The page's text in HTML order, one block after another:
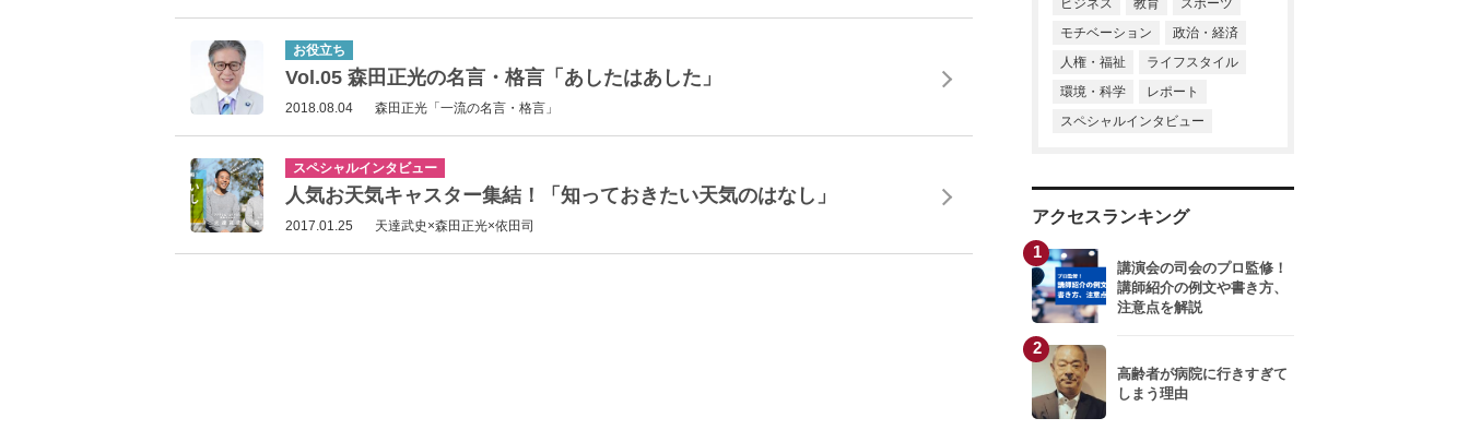
お役立ち
Vol.05 森田正光の名言・格言「あしたはあした」
2018.08.04 森田正光「一流の名言・格言」
スペシャルインタビュー
人気お天気キャスター集結！「知っておきたい天気のはなし」
2017.01.25 天達武史×森田正光×依田司
ビジネス 教育
スポーツ
モチベーション
政治・経済
人権・福祉
ライフスタイル
環境・科学
レポート
スペシャルインタビュー
アクセスランキング
1
講演会の司会のプロ監修！
講師紹介の例文や書き方、
注意点を解説
2
高齢者が病院に行きすぎて
しまう理由